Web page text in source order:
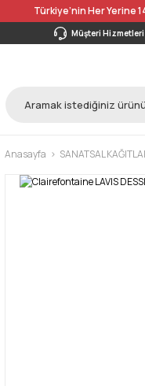
Türkiye’nin Her Yerine
Müşteri Hizmetleri
Anasayfa SANATSAL